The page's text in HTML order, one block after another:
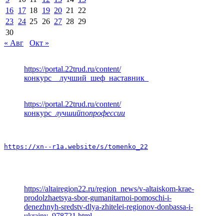
16 17 18 19 20 21
22
23 24 25 26 27 28 29
30
« Авг
Окт »
https://portal.22trud.ru/content/
конкурс__лучший_шеф_наставник_
https://portal.22trud.ru/content/
конкурс _лучшийпопрофессии
https://xn--r1a.website/s/tomenko_22
https://altairegion22.ru/region_news/v-altaiskom-krae-
prodolzhaetsya-sbor-gumanitarnoi-pomoschi-i-
denezhnyh-sredstv-dlya-zhitelei-regionov-donbassa-i-